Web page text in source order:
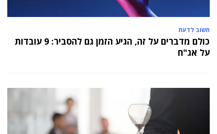
חשוב לדעת
כולם מדברים על זה, הגיע הזמן גם להסביר: 9 עובדות
על אג"ח